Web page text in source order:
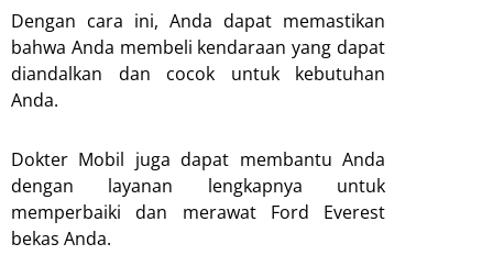
Dengan cara ini, Anda dapat memastikan
bahwa Anda membeli kendaraan yang dapat
diandalkan dan cocok untuk kebutuhan
Anda.
Dokter Mobil juga dapat membantu Anda
dengan layanan lengkapnya untuk
memperbaiki dan merawat Ford Everest
bekas Anda.